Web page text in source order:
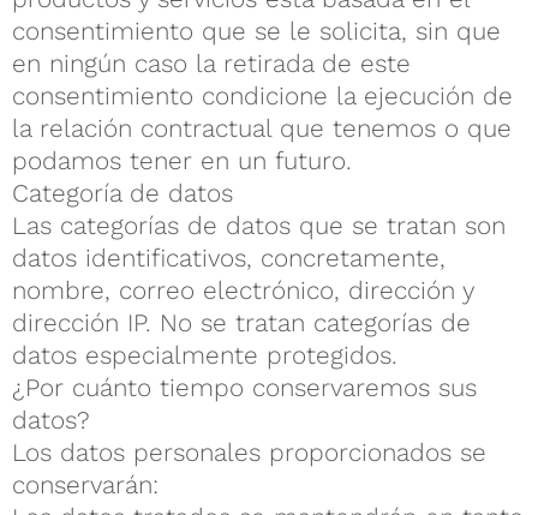
consentimiento que se le solicita, sin que
en ningún caso la retirada de este
consentimiento condicione la ejecución de
la relación contractual que tenemos o que
podamos tener en un futuro.
Categoría de datos
Las categorías de datos que se tratan son
datos identificativos, concretamente,
nombre, correo electrónico, dirección y
dirección IP. No se tratan categorías de
datos especialmente protegidos.
¿Por cuánto tiempo conservaremos sus
datos?
Los datos personales proporcionados se
conservarán: